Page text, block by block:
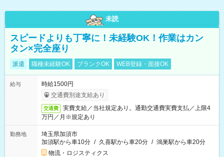
未読
スピードよりも丁寧に！未経験OK！作業はカン
タン×完全座り
派遣 職種未経験OK ブランクOK WEB登録・面接OK
給与
時給1500円
交通費別途支給あり
交通費
実費支給／当社規定あり。通勤交通費実費支払／上限4
万円／月※規定あり
勤務地
埼玉県加須市
加須駅から車10分 / 久喜駅から車20分 / 鴻巣駅から車20分
物流・ロジスティクス